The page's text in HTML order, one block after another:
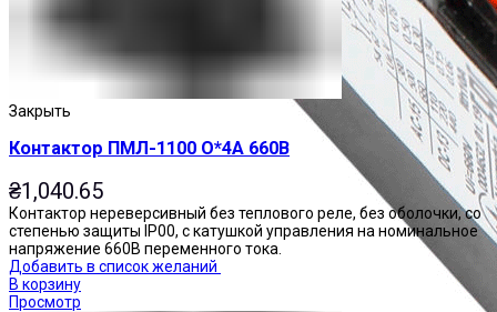
Закрыть
Контактор ПМЛ-1100 О*4А 660В
₴1,040.65
Контактор нереверсивный без теплового реле, без оболочки, со
степенью защиты IP00, с катушкой управления на номинальное
напряжение 660В переменного тока.
Добавить в список желаний
В корзину
Просмотр